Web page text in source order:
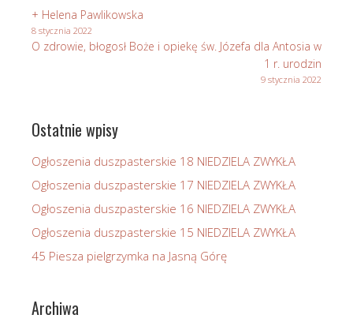
+ Helena Pawlikowska
8 stycznia 2022
O zdrowie, błogosł Boże i opiekę św. Józefa dla Antosia w
1 r. urodzin
9 stycznia 2022
Ostatnie wpisy
Ogłoszenia duszpasterskie 18 NIEDZIELA ZWYKŁA
Ogłoszenia duszpasterskie 17 NIEDZIELA ZWYKŁA
Ogłoszenia duszpasterskie 16 NIEDZIELA ZWYKŁA
Ogłoszenia duszpasterskie 15 NIEDZIELA ZWYKŁA
45 Piesza pielgrzymka na Jasną Górę
Archiwa